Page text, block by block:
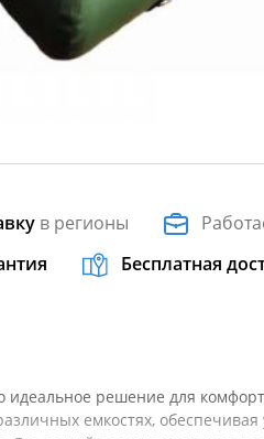
в регионы
Бесплатная
решение для
емкостях, обеспечивая